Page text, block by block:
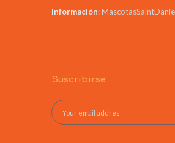
Información:
Suscribirse